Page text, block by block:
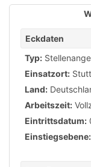
Eckdaten
Typ:
Einsatzort:
Land:
Arbeitszeit:
Eintrittsdatum:
Einstiegsebene: